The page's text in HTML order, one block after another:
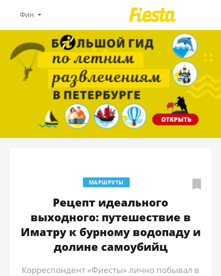
Фин
МАРШРУТЫ
Рецепт идеального
выходного: путешествие в
Иматру к бурному водопаду и
долине самоубийц
Корреспондент «Фиесты» лично побывал в